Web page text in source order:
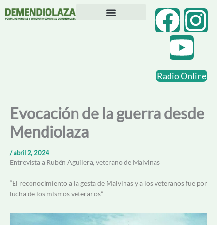
F
a
c
e
b
k
I
n
s
t
a
a
m
Y
o
u
t
u
Radio Online
Evocación de la guerra desde
Mendiolaza
/abril 2, 2024
Entrevista a Rubén Aguilera, veterano de Malvinas
“El reconocimiento a la gesta de Malvinas y a los veteranos fue por
lucha de los mismos veteranos”